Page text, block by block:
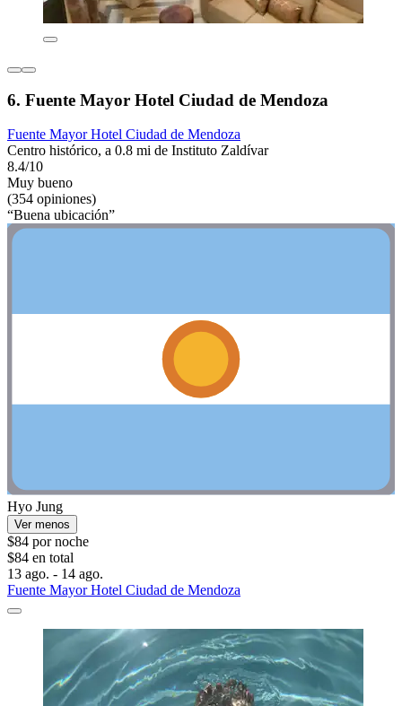
6. Fuente Mayor Hotel Ciudad de Mendoza
Fuente Mayor Hotel Ciudad de Mendoza
Centro histórico, a 0.8 mi de Instituto Zaldívar
8.4/10
Muy bueno
(354 opiniones)
“Buena ubicación”
Hyo Jung
Ver menos
$84 por noche
$84 en total
13 ago. - 14 ago.
Fuente Mayor Hotel Ciudad de Mendoza